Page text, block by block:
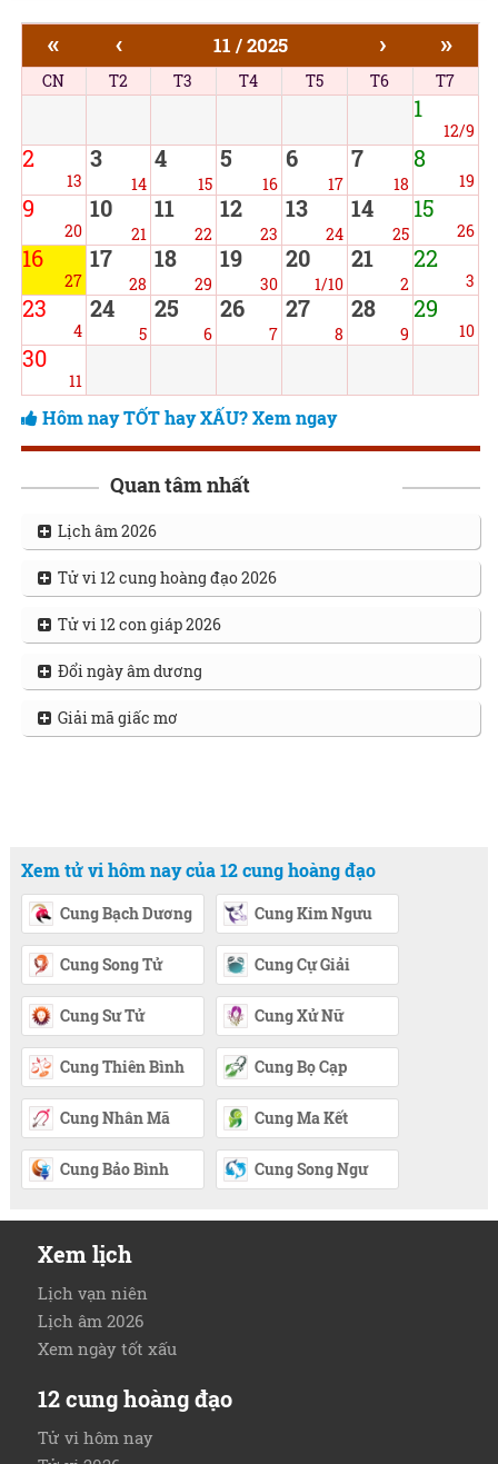
« ‹ 11 / 2025 › »
CN T2 T3 T4 T5 T6 T7
1
12/9
2
13
3
14
4
15
5
16
6
17
7
18
8
19
9
20
10
21
11
22
12
23
13
24
14
25
15
26
16
27
17
28
18
29
19
30
20
1/10
21
2
22
3
23
4
24
5
25
6
26
7
27
8
28
9
29
10
30
11
Hôm nay TỐT hay XẤU? Xem ngay
Quan tâm nhất
Lịch âm 2026
Tử vi 12 cung hoàng đạo 2026
Tử vi 12 con giáp 2026
Đổi ngày âm dương
Giải mã giấc mơ
Xem tử vi hôm nay của 12 cung hoàng đạo
Cung Bạch Dương Cung Kim Ngưu
Cung Song Tử Cung Cự Giải
Cung Sư Tử Cung Xử Nữ
Cung Thiên Bình Cung Bọ Cạp
Cung Nhân Mã Cung Ma Kết
Cung Bảo Bình Cung Song Ngư
Xem lịch
Lịch vạn niên
Lịch âm 2026
Xem ngày tốt xấu
12 cung hoàng đạo
Tử vi hôm nay